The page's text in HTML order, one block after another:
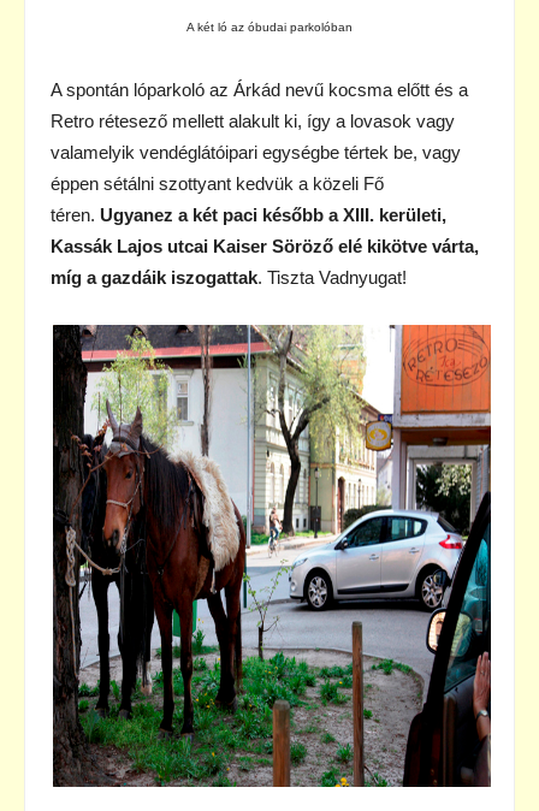
A két ló az óbudai parkolóban
A spontán lóparkoló az Árkád nevű kocsma előtt és a
Retro rétesező mellett alakult ki, így a lovasok vagy
valamelyik vendéglátóipari egységbe tértek be, vagy
éppen sétálni szottyant kedvük a közeli Fő
téren. Ugyanez a két paci később a XIII. kerületi,
Kassák Lajos utcai Kaiser Söröző elé kikötve várta,
míg a gazdáik iszogattak. Tiszta Vadnyugat!